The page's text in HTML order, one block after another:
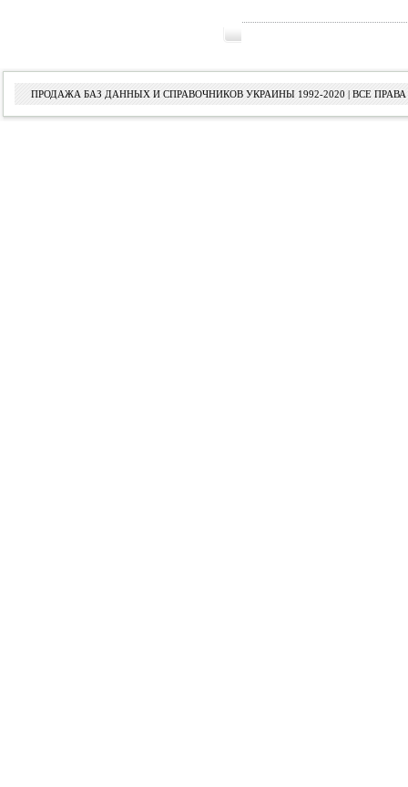
ПРОДАЖА БАЗ ДАННЫХ И СПРАВОЧНИКОВ УКРАИНЫ 1992-2020 | ВСЕ